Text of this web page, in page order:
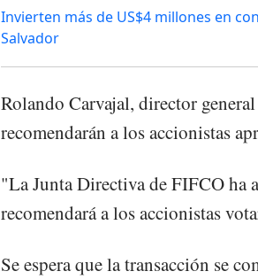
Invierten más de US$4 millones en
Salvador
Rolando Carvajal, director
recomendarán a los accionistas
"La Junta Directiva de FIFCO ha
recomendará a los accionistas
Se espera que la transacción se